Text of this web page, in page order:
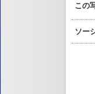
この
ソー